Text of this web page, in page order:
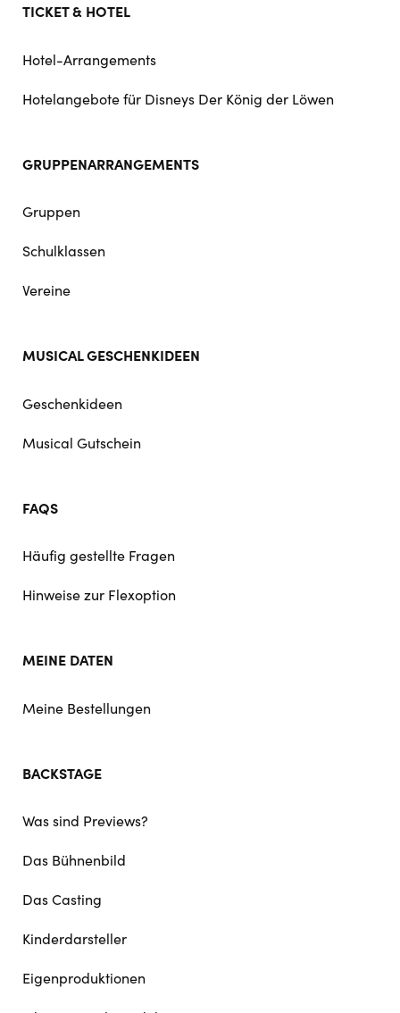
TICKET & HOTEL
Hotel-Arrangements
Hotelangebote für Disneys Der König der Löwen
GRUPPENARRANGEMENTS
Gruppen
Schulklassen
Vereine
MUSICAL GESCHENKIDEEN
Geschenkideen
Musical Gutschein
FAQS
Häufig gestellte Fragen
Hinweise zur Flexoption
MEINE DATEN
Meine Bestellungen
BACKSTAGE
Was sind Previews?
Das Bühnenbild
Das Casting
Kinderdarsteller
Eigenproduktionen